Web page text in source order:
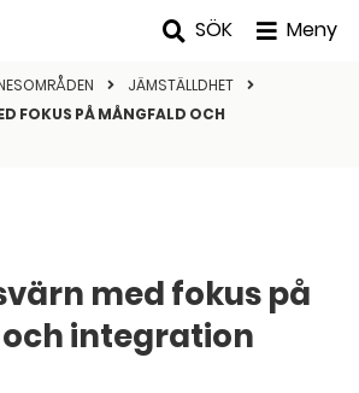
SÖK Meny
JÄMSTÄLLDHET
FOKUS PÅ MÅNGFALD OCH
med fokus på
integration